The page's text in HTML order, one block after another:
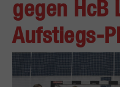
gegen HcB
Aufstiegs-